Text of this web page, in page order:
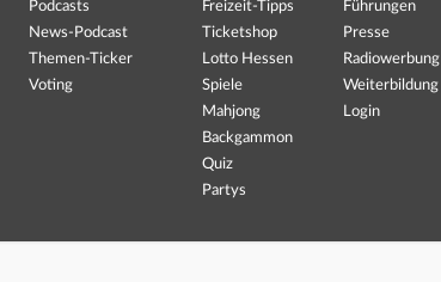
Podcasts
News-Podcast
Themen-Ticker
Voting
Freizeit-Tipps
Ticketshop
Lotto Hessen
Spiele
Mahjong
Backgammon
Quiz
Partys
Führungen
Presse
Radiowerbung
Weiterbildung
Login